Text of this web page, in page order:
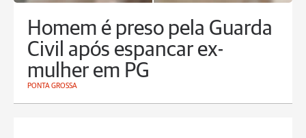
Homem é preso pela Guarda
Civil após espancar ex-
mulher em PG
PONTA GROSSA